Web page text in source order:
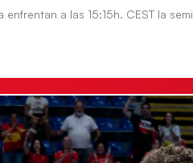
a las 15:15h. CEST la